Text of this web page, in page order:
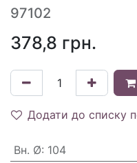
97102
378,8 грн.
Додати до списку
Вн. Ø: 104